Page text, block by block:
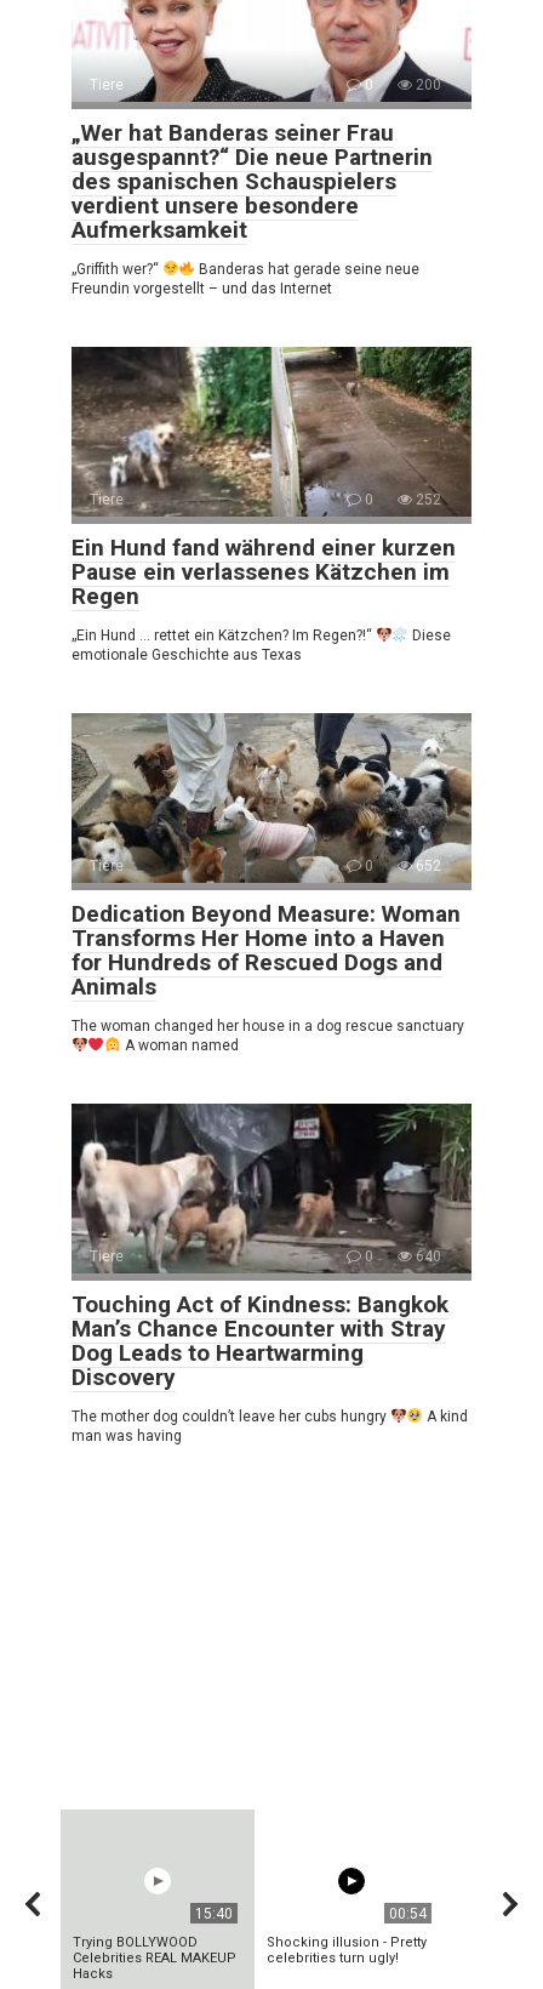
Tiere 0 200
„Wer hat Banderas seiner Frau
ausgespannt?“ Die neue Partnerin
des spanischen Schauspielers
verdient unsere besondere
Aufmerksamkeit
„Griffith wer?“
Banderas hat gerade seine neue
Freundin vorgestellt – und das Internet
Tiere 0 252
Ein Hund fand während einer kurzen
Pause ein verlassenes Kätzchen im
Regen
„Ein Hund … rettet ein Kätzchen? Im Regen?!“
Diese
emotionale Geschichte aus Texas
Tiere 0 652
Dedication Beyond Measure: Woman
Transforms Her Home into a Haven
for Hundreds of Rescued Dogs and
Animals
The woman changed her house in a dog rescue sanctuary
A woman named
Tiere 0 640
Touching Act of Kindness: Bangkok
Man’s Chance Encounter with Stray
Dog Leads to Heartwarming
Discovery
The mother dog couldn’t leave her cubs hungry
A kind
man was having
15:40
Trying BOLLYWOOD
Celebrities REAL MAKEUP
Hacks
00:54
Shocking illusion - Pretty
celebrities turn ugly!